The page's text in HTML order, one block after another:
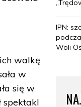
walkę
w
się w
spektakl
IPN:
Woli